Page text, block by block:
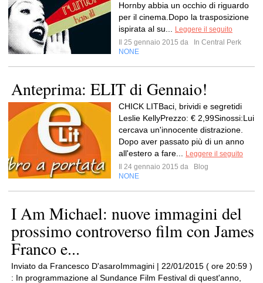
Hornby abbia un occhio di riguardo
per il cinema.Dopo la trasposizione
ispirata al su...
Leggere il seguito
Il 25 gennaio 2015 da
In Central Perk
NONE
Anteprima: ELIT di Gennaio!
CHICK LITBaci, brividi e segretidi
Leslie KellyPrezzo: € 2,99Sinossi:Lui
cercava un'innocente distrazione.
Dopo aver passato più di un anno
all'estero a fare...
Leggere il seguito
Il 24 gennaio 2015 da
Blog
NONE
I Am Michael: nuove immagini del
prossimo controverso film con James
Franco e...
Inviato da Francesco D'asaroImmagini | 22/01/2015 ( ore 20:59 )
: In programmazione al Sundance Film Festival di quest'anno,